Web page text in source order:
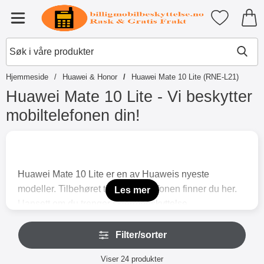
Meny Startsiden for Tibro BilligaMine
Hjemmeside Huawei & Honor Huawei Mate 10 Lite (RNE-L21)
Huawei Mate 10 Lite - Vi beskytter
mobiltelefonen din!
Les mer
Huawei Mate 10 Lite er en av Huaweis nyeste
modeller. Tilbehøret til denne telefonen finner du her.
Uansett om du trenger skjermbeskyttelse,
tynt TPU-materiale, finner du det du leter etter her.
Våre standcase-lommebøker er populære fordi de ikke
Filter/sorter
Viser 24 produkter